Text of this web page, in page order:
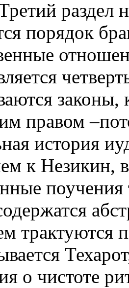
раздел
порядок
правом
история
к Незикин,
трактуются
о чистоте